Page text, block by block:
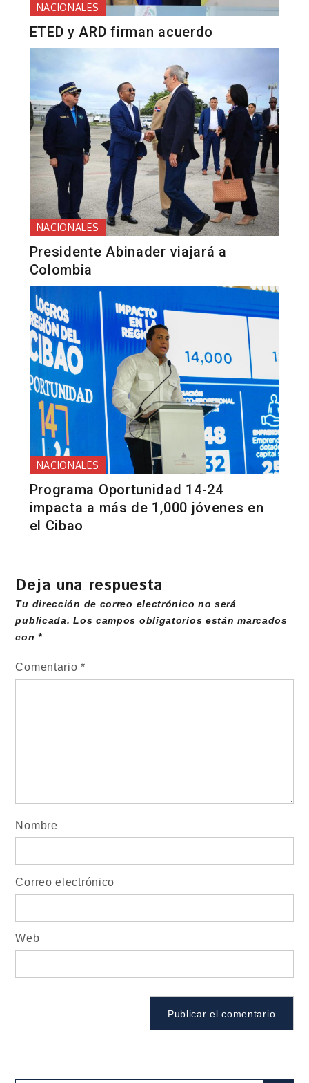
NACIONALES
ETED y ARD firman acuerdo
NACIONALES
Presidente Abinader viajará a
Colombia
NACIONALES
Programa Oportunidad 14-24
impacta a más de 1,000 jóvenes en
el Cibao
Deja una respuesta
Tu dirección de correo electrónico no será
publicada. Los campos obligatorios están marcados
con*
Comentario*
Nombre
Correo electrónico
Web